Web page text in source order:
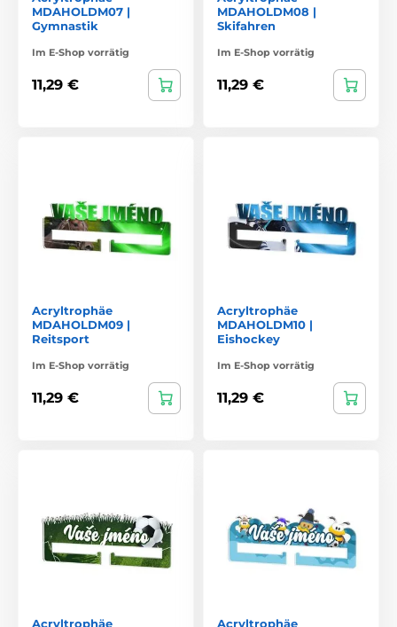
MDAHOLDM07 |
Gymnastik
Im E-Shop vorrätig
11,29 €
MDAHOLDM08 |
Skifahren
Im E-Shop vorrätig
11,29 €
Acryltrophäe
MDAHOLDM09 |
Reitsport
Im E-Shop vorrätig
11,29 €
Acryltrophäe
MDAHOLDM10 |
Eishockey
Im E-Shop vorrätig
11,29 €
Acryltrophäe Acryltrophäe